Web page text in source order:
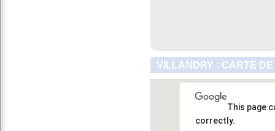
VILLANDRY : CARTE
This page
correctly.